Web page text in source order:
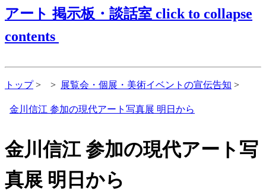
アート 掲示板・談話室 click to collapse
contents
トップ> > 展覧会・個展・美術イベントの宣伝告知 >
金川信江 参加の現代アート写真展 明日から
金川信江 参加の現代アート写
真展 明日から